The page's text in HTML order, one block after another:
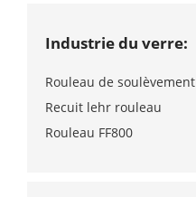
Industrie du verre:
Rouleau de soulèvement
Recuit lehr rouleau
Rouleau FF800